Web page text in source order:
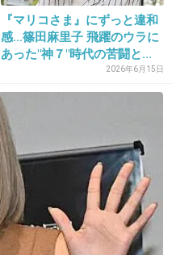
+39 -12
-7
『マリコさま』にずっと違和
感…篠田麻里子 飛躍のウラに
あった″神７″時代の苦闘と...
2026年6月15日